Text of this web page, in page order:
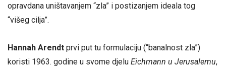
opravdana uništavanjem “zla” i postizanjem ideala tog
“višeg cilja”.
Hannah Arendt prvi put tu formulaciju (“banalnost zla”)
koristi 1963. godine u svome djelu Eichmann u Jerusalemu,